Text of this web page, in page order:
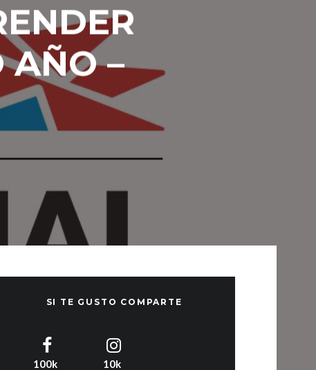
AÑO –
SI TE GUSTO COMPARTE
100k 10k